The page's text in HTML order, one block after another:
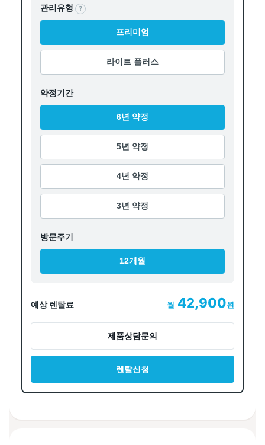
관리유형 ?
프리미엄
라이트 플러스
약정기간
6년 약정
5년 약정
4년 약정
3년 약정
방문주기
12개월
예상 렌탈료 월 42,900원
제품상담문의
렌탈신청